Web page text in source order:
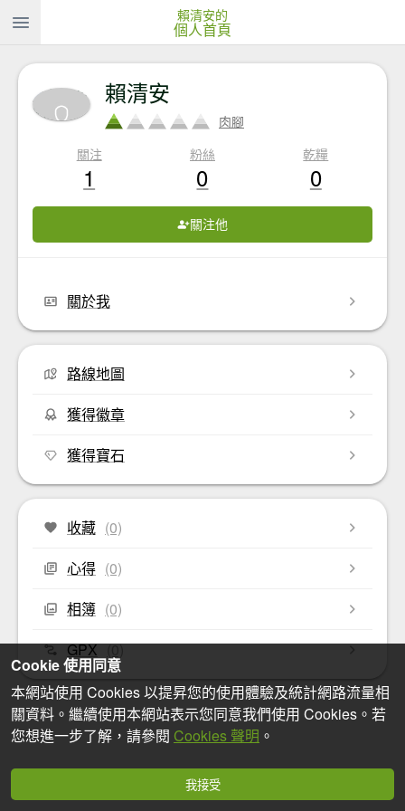
賴清安的
個人首頁
賴清安
肉腳
關注
1
粉絲
0
乾糧
0
關注他
關於我
路線地圖
獲得徽章
獲得寶石
收藏 (0)
心得 (0)
相簿 (0)
GPX (0)
Cookie 使用同意
本網站使用 Cookies 以提昇您的使用體驗及統計網路流量相
關資料。繼續使用本網站表示您同意我們使用 Cookies。若
您想進一步了解，請參閱 Cookies 聲明 。
我接受